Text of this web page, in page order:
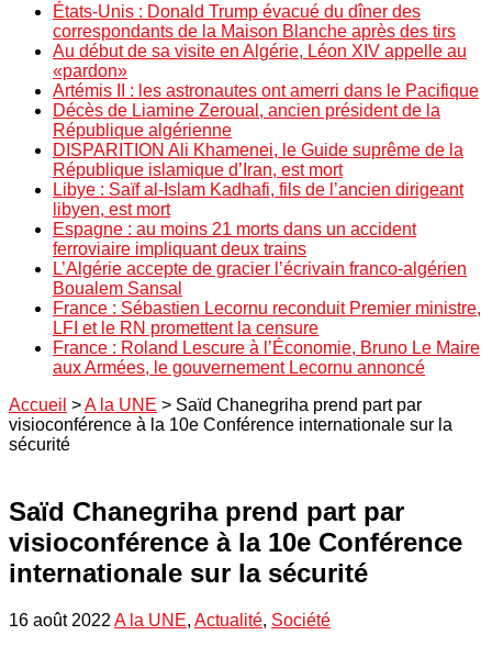
États-Unis : Donald Trump évacué du dîner des
correspondants de la Maison Blanche après des tirs
Au début de sa visite en Algérie, Léon XIV appelle au
«pardon»
Artémis II : les astronautes ont amerri dans le Pacifique
Décès de Liamine Zeroual, ancien président de la
République algérienne
DISPARITION Ali Khamenei, le Guide suprême de la
République islamique d’Iran, est mort
Libye : Saïf al-Islam Kadhafi, fils de l’ancien dirigeant
libyen, est mort
Espagne : au moins 21 morts dans un accident
ferroviaire impliquant deux trains
L’Algérie accepte de gracier l’écrivain franco-algérien
Boualem Sansal
France : Sébastien Lecornu reconduit Premier ministre,
LFI et le RN promettent la censure
France : Roland Lescure à l’Économie, Bruno Le Maire
aux Armées, le gouvernement Lecornu annoncé
Accueil >A la UNE > Saïd Chanegriha prend part par
visioconférence à la 10e Conférence internationale sur la
sécurité
Saïd Chanegriha prend part par
visioconférence à la 10e Conférence
internationale sur la sécurité
16 août 2022 A la UNE, Actualité, Société